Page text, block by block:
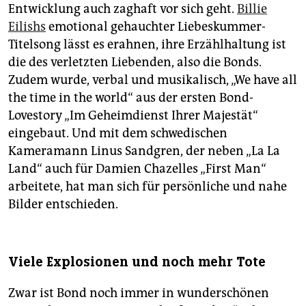
Entwicklung auch zaghaft vor sich geht. Billie
Eilishs emotional gehauchter Liebeskummer-
Titelsong lässt es erahnen, ihre Erzählhaltung ist
die des verletzten Liebenden, also die Bonds.
Zudem wurde, verbal und musikalisch, „We have all
the time in the world“ aus der ersten Bond-
Lovestory „Im Geheimdienst Ihrer Majestät“
eingebaut. Und mit dem schwedischen
Kameramann Linus Sandgren, der neben „La La
Land“ auch für Damien Cha­zelles „First Man“
arbeitete, hat man sich für persönliche und nahe
Bilder entschieden.
Viele Explosionen und noch mehr Tote
Zwar ist Bond noch immer in wunderschönen